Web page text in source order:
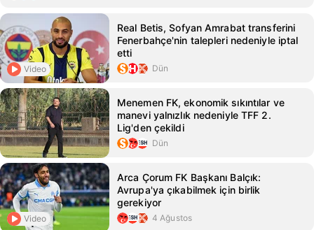
Video
Real Betis, Sofyan Amrabat transferini
Fenerbahçe'nin talepleri nedeniyle iptal
etti
Dün
Menemen FK, ekonomik sıkıntılar ve
manevi yalnızlık nedeniyle TFF 2.
Lig'den çekildi
Dün
Video
Arca Çorum FK Başkanı Balçık:
Avrupa'ya çıkabilmek için birlik
gerekiyor
4 Ağustos